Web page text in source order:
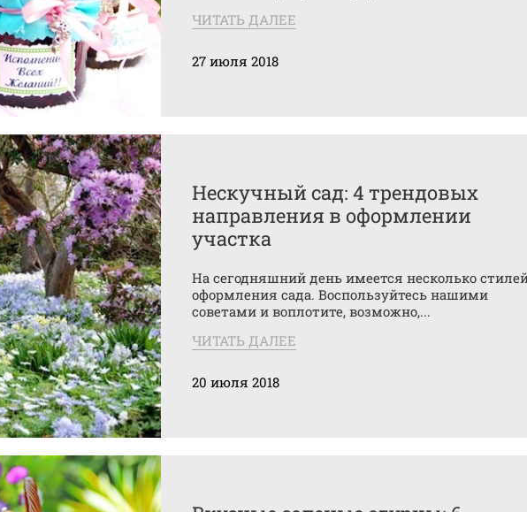
ЧИТАТЬ ДАЛЕЕ
27 июля 2018
Нескучный сад: 4 трендовых
направления в оформлении
участка
На сегодняшний день имеется несколько
оформления сада. Воспользуйтесь нашими
советами и воплотите, возможно,...
ЧИТАТЬ ДАЛЕЕ
20 июля 2018